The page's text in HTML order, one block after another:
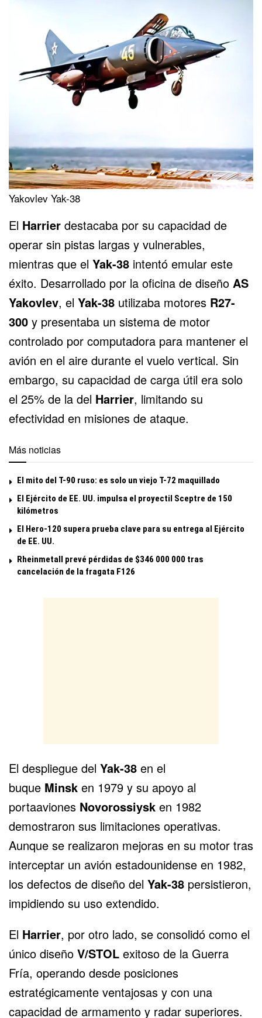
Yakovlev Yak-38
El Harrier destacaba por su capacidad de
operar sin pistas largas y vulnerables,
mientras que el Yak-38 intentó emular este
éxito. Desarrollado por la oficina de diseño AS
Yakovlev, el Yak-38 utilizaba motores R27-
300 y presentaba un sistema de motor
controlado por computadora para mantener el
avión en el aire durante el vuelo vertical. Sin
embargo, su capacidad de carga útil era solo
el 25% de la del Harrier, limitando su
efectividad en misiones de ataque.
Más noticias
El mito del T-90 ruso: es solo un viejo T-72 maquillado
El Ejército de EE. UU. impulsa el proyectil Sceptre de 150
kilómetros
El Hero-120 supera prueba clave para su entrega al Ejército
de EE. UU.
Rheinmetall prevé pérdidas de $346 000 000 tras
cancelación de la fragata F126
El despliegue del Yak-38 en el
buque Minsk en 1979 y su apoyo al
portaaviones Novorossiysk en 1982
demostraron sus limitaciones operativas.
Aunque se realizaron mejoras en su motor tras
interceptar un avión estadounidense en 1982,
los defectos de diseño del Yak-38 persistieron,
impidiendo su uso extendido.
El Harrier, por otro lado, se consolidó como el
único diseño V/STOL exitoso de la Guerra
Fría, operando desde posiciones
estratégicamente ventajosas y con una
capacidad de armamento y radar superiores.